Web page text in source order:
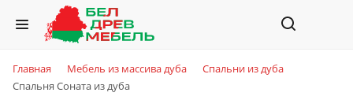
Главная Мебель из массива дуба
Спальни из дуба
Спальня Соната из дуба